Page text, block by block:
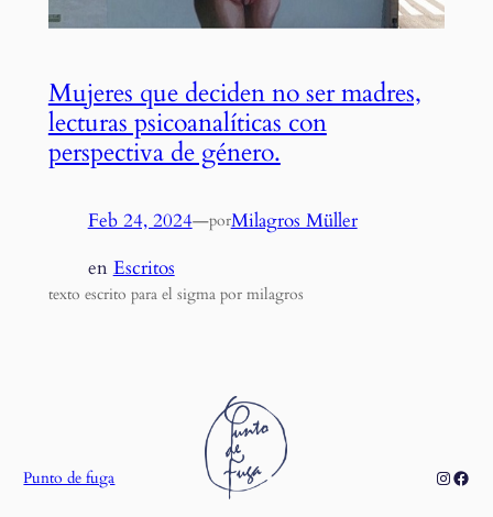
Mujeres que deciden no ser madres,
lecturas psicoanalíticas con
perspectiva de género.
Feb 24, 2024—porMilagros Müller
en Escritos
texto escrito para el sigma por milagros
Punto de fuga